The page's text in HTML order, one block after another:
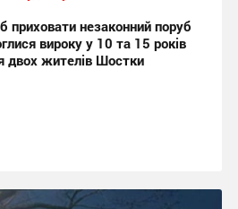
незаконний поруб
вироку у 10 та 15 років
двох жителів Шостки